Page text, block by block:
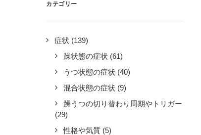
カテゴリー
症状 (139)
躁状態の症状 (61)
うつ状態の症状 (40)
混合状態の症状 (9)
躁うつの切り替わり周期やトリガー
(29)
性格や気質 (5)